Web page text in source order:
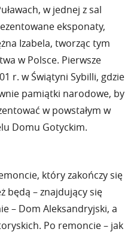
w jednej z sal
eksponaty,
Izabela, tworząc tym
w Polsce. Pierwsze
r. w Świątyni Sybilli, gdzie
pamiątki narodowe, by
w powstałym w
Domu Gotyckim.
który zakończy się
będą – znajdujący się
– Dom Aleksandryjski, a
Po remoncie – jak